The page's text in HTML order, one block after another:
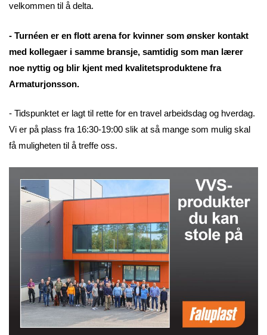
velkommen til å delta.
- Turnéen er en flott arena for kvinner som ønsker kontakt
med kollegaer i samme bransje, samtidig som man lærer
noe nyttig og blir kjent med kvalitetsproduktene fra
Armaturjonsson.
- Tidspunktet er lagt til rette for en travel arbeidsdag og hverdag.
Vi er på plass fra 16:30-19:00 slik at så mange som mulig skal
få muligheten til å treffe oss.